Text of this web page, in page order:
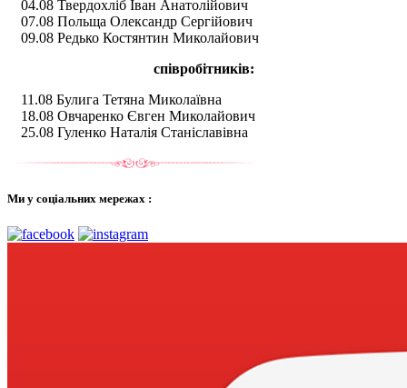
04.08 Твердохліб Іван Анатолійович
07.08 Польща Олександр Сергійович
09.08 Редько Костянтин Миколайович
співробітників:
11.08 Булига Тетяна Миколаївна
18.08 Овчаренко Євген Миколайович
25.08 Гуленко Наталія Станіславівна
Ми у соціальних мережах :